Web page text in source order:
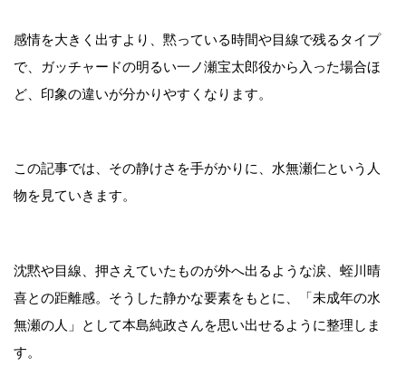
感情を大きく出すより、黙っている時間や目線で残るタイプ
で、ガッチャードの明るい一ノ瀬宝太郎役から入った場合ほ
ど、印象の違いが分かりやすくなります。
この記事では、その静けさを手がかりに、水無瀬仁という人
物を見ていきます。
沈黙や目線、押さえていたものが外へ出るような涙、蛭川晴
喜との距離感。そうした静かな要素をもとに、「未成年の水
無瀬の人」として本島純政さんを思い出せるように整理しま
す。